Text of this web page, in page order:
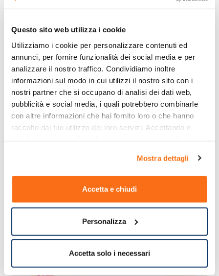
Questo sito web utilizza i cookie
Utilizziamo i cookie per personalizzare contenuti ed
annunci, per fornire funzionalità dei social media e per
analizzare il nostro traffico. Condividiamo inoltre
informazioni sul modo in cui utilizzi il nostro sito con i
nostri partner che si occupano di analisi dei dati web,
pubblicità e social media, i quali potrebbero combinarle
con altre informazioni che hai fornito loro o che hanno
raccolto dal tuo utilizzo dei loro servizi. Accettando e
Mostra dettagli
Accetta e chiudi
Personalizza
Accetta solo i necessari